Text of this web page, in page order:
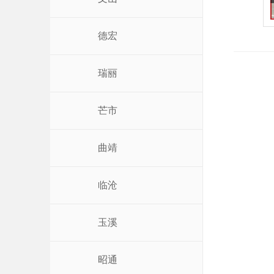
德宏
瑞丽
芒市
曲靖
临沧
玉溪
昭通